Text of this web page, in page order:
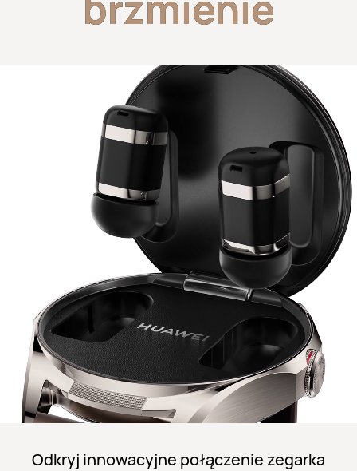
Odkryj innowacyjne połączenie zegarka